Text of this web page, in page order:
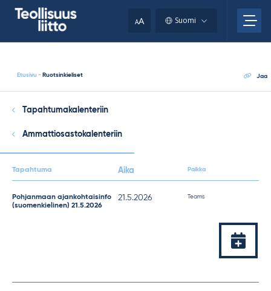
AA Suomi
Etusivu - Ruotsinkieliset Jaa
Tapahtumakalenteriin
Ammattiosastokalenteriin
Tapahtuma Aika Paikka
Pohjanmaan ajankohtaisinfo
(suomenkielinen) 21.5.2026
Tapahtuman
21.5.2026 Teams
Lisää
clipboard.)